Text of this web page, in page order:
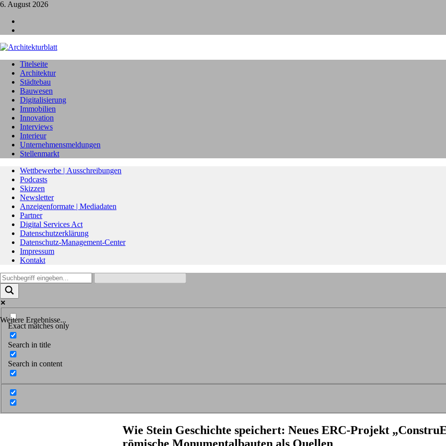
6. August 2026
Titelseite
Architektur
Städtebau
Bauwesen
Digitalisierung
Immobilien
Innovation
Interviews
Interieur
Unternehmensmeldungen
Stellenmarkt
Wettbewerbe | Ausschreibungen
Podcasts
Skizzen
Newsletter
Anzeigenformate | Mediadaten
Partner
Digital Services Act
Datenschutzerklärung
Datenschutz-Management-Center
Impressum
Kontakt
Weitere Ergebnisse...
Exact matches only
Search in title
Search in content
Wie Stein Geschichte speichert: Neues ERC-Projekt